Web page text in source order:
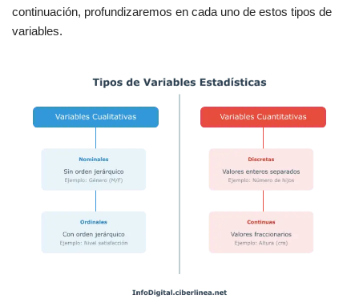
continuación, profundizaremos en cada uno de estos tipos de
variables.